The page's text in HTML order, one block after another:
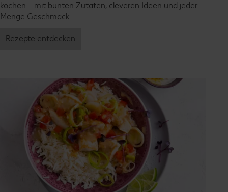
kochen – mit bunten Zutaten, cleveren Ideen und jeder
Menge Geschmack.
Rezepte entdecken